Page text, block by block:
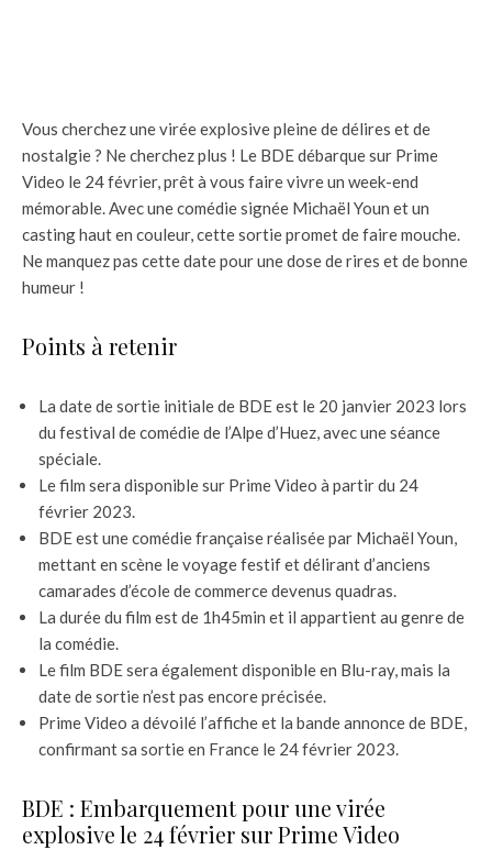
Vous cherchez une virée explosive pleine de délires et de
nostalgie ? Ne cherchez plus ! Le BDE débarque sur Prime
Video le 24 février, prêt à vous faire vivre un week-end
mémorable. Avec une comédie signée Michaël Youn et un
casting haut en couleur, cette sortie promet de faire mouche.
Ne manquez pas cette date pour une dose de rires et de bonne
humeur !
Points à retenir
La date de sortie initiale de BDE est le 20 janvier 2023 lors
du festival de comédie de l’Alpe d’Huez, avec une séance
spéciale.
Le film sera disponible sur Prime Video à partir du 24
février 2023.
BDE est une comédie française réalisée par Michaël Youn,
mettant en scène le voyage festif et délirant d’anciens
camarades d’école de commerce devenus quadras.
La durée du film est de 1h45min et il appartient au genre de
la comédie.
Le film BDE sera également disponible en Blu-ray, mais la
date de sortie n’est pas encore précisée.
Prime Video a dévoilé l’affiche et la bande annonce de BDE,
confirmant sa sortie en France le 24 février 2023.
BDE : Embarquement pour une virée
explosive le 24 février sur Prime Video